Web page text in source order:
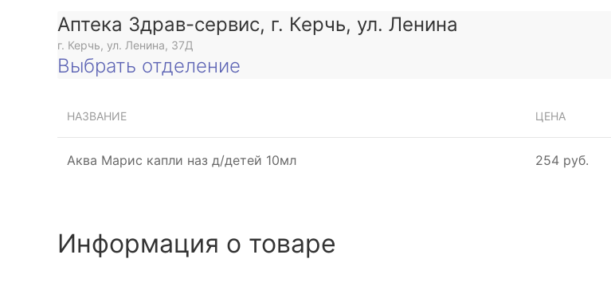
Аптека Здрав-сервис, г. Керчь, ул. Ленина
г. Керчь, ул. Ленина, 37Д
Выбрать отделение
НАЗВАНИЕ ЦЕНА
Аква Марис капли наз д/детей 10мл 254 руб.
Информация о товаре